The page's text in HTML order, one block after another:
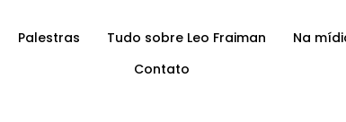
Palestras Tudo sobre Leo Fraiman Na
Contato